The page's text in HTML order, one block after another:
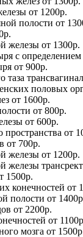
от 1200р.
полости от
железы от 1300р.
с
от 900р.
таза
половых
от 1600р.
от 800р.
от 600р.
от
от 700р.
железы от 1200р.
железы
1500р.
конечностей от
полости от
от 2200р.
от
мозга от